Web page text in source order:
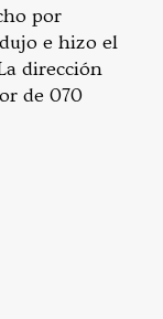
por
e hizo el
dirección
de 070